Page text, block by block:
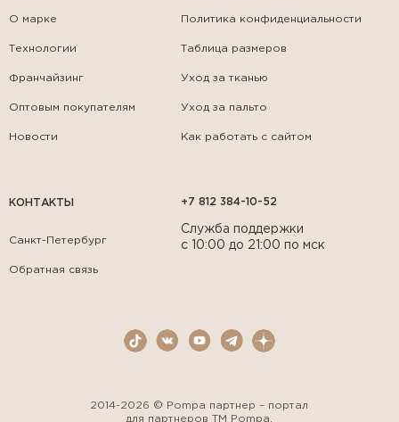
О марке
Технологии
Франчайзинг
Оптовым покупателям
Новости
Политика конфиденциальности
Таблица размеров
Уход за тканью
Уход за пальто
Как работать с сайтом
КОНТАКТЫ
Санкт-Петербург
Обратная связь
+7 812 384-10-52
Служба поддержки
с 10:00 до 21:00 по мск
2014-2026 © Pompa партнер – портал
для партнеров ТМ Pompa.